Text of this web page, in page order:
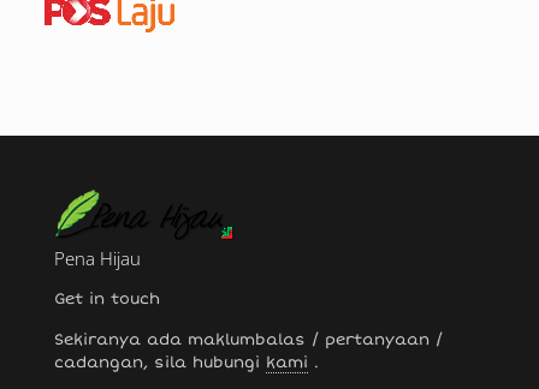
Pena Hijau
Get in touch
Sekiranya ada maklumbalas / pertanyaan /
cadangan, sila hubungi kami .